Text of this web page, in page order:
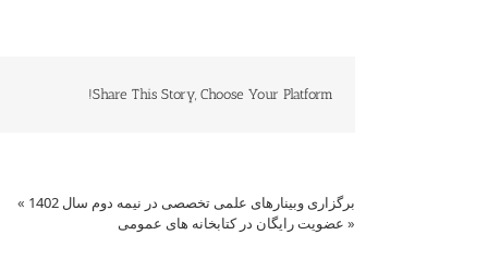
Share This Story, Choose Your Platform!
برگزاری وبینارهای علمی تخصصی در نیمه دوم سال 1402
»
« عضویت رایگان در کتابخانه های عمومی